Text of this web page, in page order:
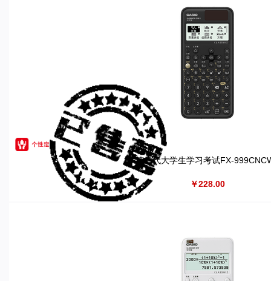
第二代大学生学习考试FX-
￥228.00